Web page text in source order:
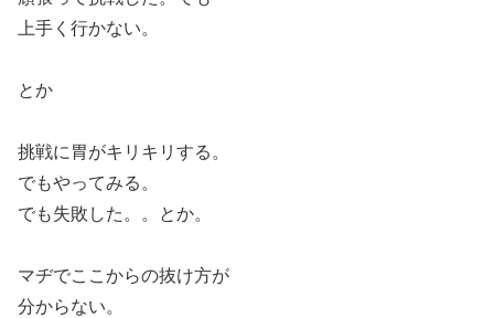
上手く行かない。
とか
挑戦に胃がキリキリする。
でもやってみる。
でも失敗した。。とか。
マヂでここからの抜け方が
分からない。